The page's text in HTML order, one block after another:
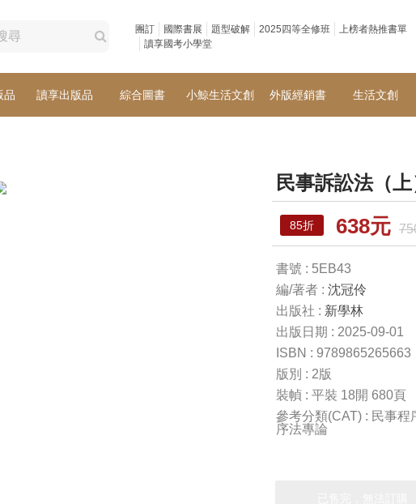
團訂 國際書展 題型破解 2025四等全修班
上榜者熱推書單
讀享國考小學堂
品 讀享出版品 綜合圖書 小鯨生活文創 外版經銷書 生活文創
民事訴訟法（上
85折 638元
書號 : 5EB43
編/著者 : 沈冠伶
出版社 : 新學林
出版日期 : 2025-09-01
ISBN : 9789865265663
版別 : 2版
裝幀 : 平裝 18開 680頁
參考分類(CAT) : 民事程
序法專論